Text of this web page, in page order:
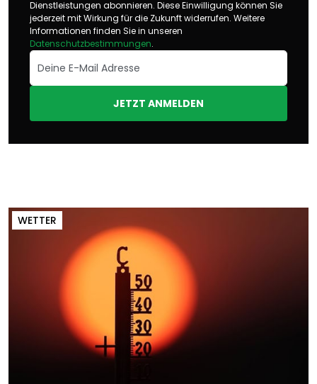
Dienstleistungen abonnieren. Diese Einwilligung können Sie
jederzeit mit Wirkung für die Zukunft widerrufen. Weitere
Informationen finden Sie in unseren
Datenschutzbestimmungen.
JETZT ANMELDEN
WETTER